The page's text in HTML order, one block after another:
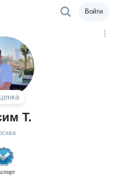
Войти
Т.